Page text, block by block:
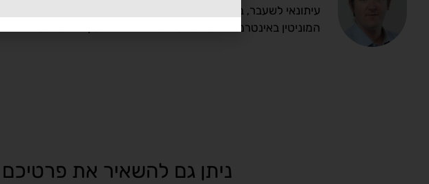
עיתונאי לשעבר, בלוגר, יועץ, מרצה ומשווק אינטרנטי שזכה להכרה
המוניטין באינטרנט. מייסד eBrand – ניהול מוניטין באינטרנט.
ניתן גם להשאיר את